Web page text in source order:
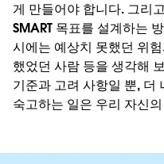
게 만들어야 합니다. 그리
SMART 목표를 설계하는
시에는 예상치 못했던 위
했었던 사람 등을 생각해
기준과 고려 사항일 뿐, 더
숙고하는 일은 우리 자신